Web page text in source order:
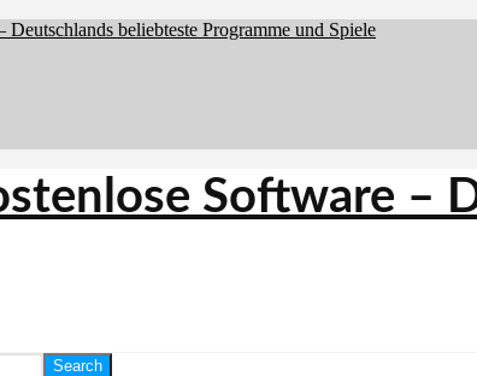
beliebteste Programme und Spiele
Search